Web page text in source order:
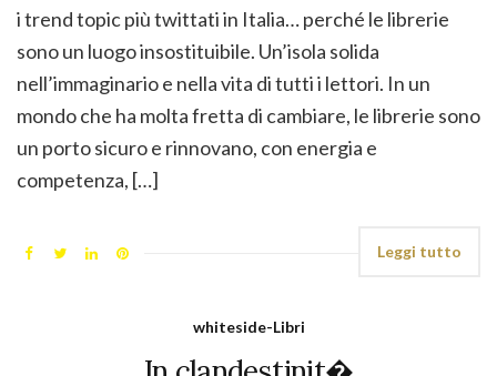
i trend topic più twittati in Italia… perché le librerie
sono un luogo insostituibile. Un’isola solida
nell’immaginario e nella vita di tutti i lettori. In un
mondo che ha molta fretta di cambiare, le librerie sono
un porto sicuro e rinnovano, con energia e
competenza, […]
Leggi tutto
whiteside-Libri